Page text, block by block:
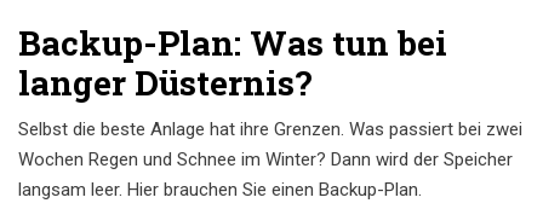
Backup-Plan: Was tun bei
langer Düsternis?
Selbst die beste Anlage hat ihre Grenzen. Was passiert bei zwei
Wochen Regen und Schnee im Winter? Dann wird der Speicher
langsam leer. Hier brauchen Sie einen Backup-Plan.